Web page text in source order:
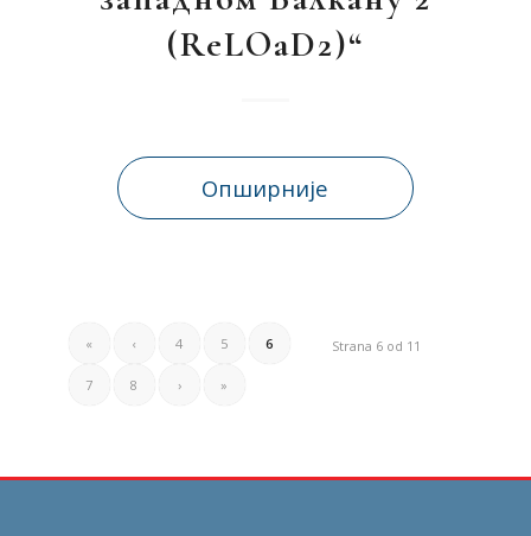
(ReLOaD2)“
Опширније
Strana 6 od 11
« ‹ 4 5 6
7 8 › »